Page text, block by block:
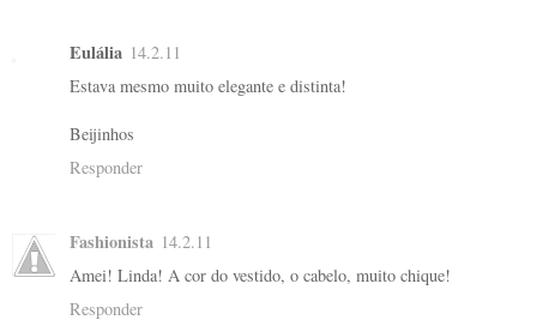
Eulália 14.2.11
Estava mesmo muito elegante e distinta!
Beijinhos
Responder
Fashionista 14.2.11
Amei! Linda! A cor do vestido, o cabelo, muito chique!
Responder